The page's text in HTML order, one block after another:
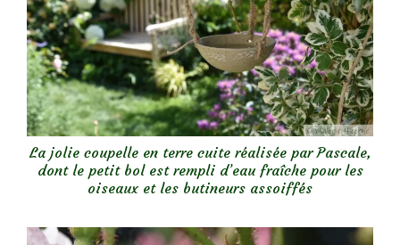
La jolie coupelle en terre cuite réalisée par Pascale,
dont le petit bol est rempli d’eau fraîche pour les
oiseaux et les butineurs assoiffés